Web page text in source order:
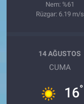
Nem: %61
Rüzgar: 6.19 m/s
14 AĞUSTOS
CUMA
16°